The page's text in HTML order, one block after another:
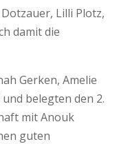
Lilli Plotz,
damit die
Gerken, Amelie
belegten den 2.
mit Anouk
guten